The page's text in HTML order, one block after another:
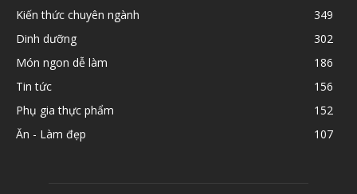
Kiến thức chuyên ngành
349
Dinh dưỡng
302
Món ngon dễ làm
186
Tin tức
156
Phụ gia thực phẩm
152
Ăn - Làm đẹp
107